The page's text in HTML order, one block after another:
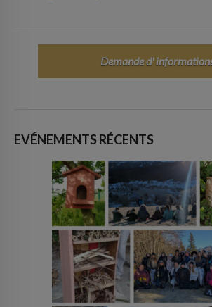
Demande d'
EVÉNEMENTS RÉCENTS